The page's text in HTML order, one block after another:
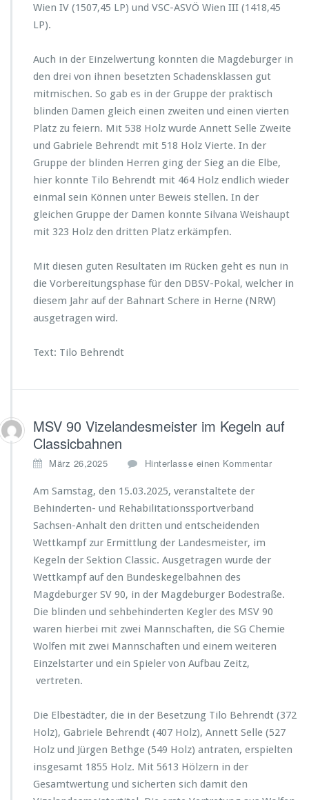
Wien IV (1507,45 LP) und VSC-ASVÖ Wien III (1418,45
LP).
Auch in der Einzelwertung konnten die Magdeburger in
den drei von ihnen besetzten Schadensklassen gut
mitmischen. So gab es in der Gruppe der praktisch
blinden Damen gleich einen zweiten und einen vierten
Platz zu feiern. Mit 538 Holz wurde Annett Selle Zweite
und Gabriele Behrendt mit 518 Holz Vierte. In der
Gruppe der blinden Herren ging der Sieg an die Elbe,
hier konnte Tilo Behrendt mit 464 Holz endlich wieder
einmal sein Können unter Beweis stellen. In der
gleichen Gruppe der Damen konnte Silvana Weishaupt
mit 323 Holz den dritten Platz erkämpfen.
Mit diesen guten Resultaten im Rücken geht es nun in
die Vorbereitungsphase für den DBSV-Pokal, welcher in
diesem Jahr auf der Bahnart Schere in Herne (NRW)
ausgetragen wird.
Text: Tilo Behrendt
MSV 90 Vizelandesmeister im Kegeln auf
Classicbahnen
März 26,2025 Hinterlasse einen Kommentar
Am Samstag, den 15.03.2025, veranstaltete der
Behinderten- und Rehabilitationssportverband
Sachsen-Anhalt den dritten und entscheidenden
Wettkampf zur Ermittlung der Landesmeister, im
Kegeln der Sektion Classic. Ausgetragen wurde der
Wettkampf auf den Bundeskegelbahnen des
Magdeburger SV 90, in der Magdeburger Bodestraße.
Die blinden und sehbehinderten Kegler des MSV 90
waren hierbei mit zwei Mannschaften, die SG Chemie
Wolfen mit zwei Mannschaften und einem weiteren
Einzelstarter und ein Spieler von Aufbau Zeitz,
vertreten.
Die Elbestädter, die in der Besetzung Tilo Behrendt (372
Holz), Gabriele Behrendt (407 Holz), Annett Selle (527
Holz und Jürgen Bethge (549 Holz) antraten, erspielten
insgesamt 1855 Holz. Mit 5613 Hölzern in der
Gesamtwertung und sicherten sich damit den